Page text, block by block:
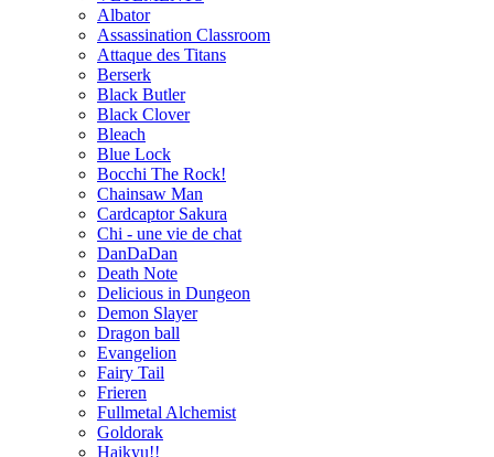
Albator
Assassination Classroom
Attaque des Titans
Berserk
Black Butler
Black Clover
Bleach
Blue Lock
Bocchi The Rock!
Chainsaw Man
Cardcaptor Sakura
Chi - une vie de chat
DanDaDan
Death Note
Delicious in Dungeon
Demon Slayer
Dragon ball
Evangelion
Fairy Tail
Frieren
Fullmetal Alchemist
Goldorak
Haikyu!!